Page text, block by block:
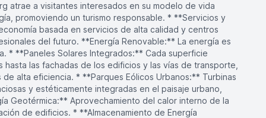
atrae a visitantes interesados en su modelo de vida
promoviendo un turismo responsable. * **Servicios y
basada en servicios de alta calidad y centros
del futuro. **Energía Renovable:** La energía es
* **Paneles Solares Integrados:** Cada superficie
las fachadas de los edificios y las vías de transporte,
alta eficiencia. * **Parques Eólicos Urbanos:** Turbinas
y estéticamente integradas en el paisaje urbano,
Geotérmica:** Aprovechamiento del calor interno de la
de edificios. * **Almacenamiento de Energía